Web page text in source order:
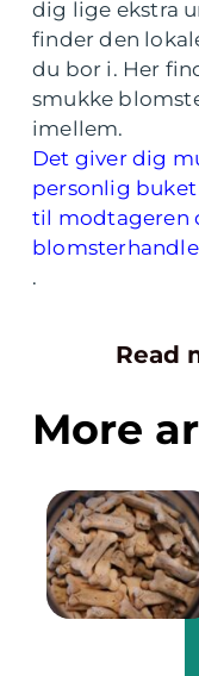
dig lige ekstra
finder den
du bor i. Her
smukke
imellem.
Det giver dig
personlig
til modtageren
.
Read
More